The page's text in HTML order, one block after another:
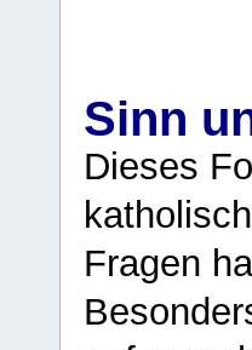
Sinn
Dieses
Fragen